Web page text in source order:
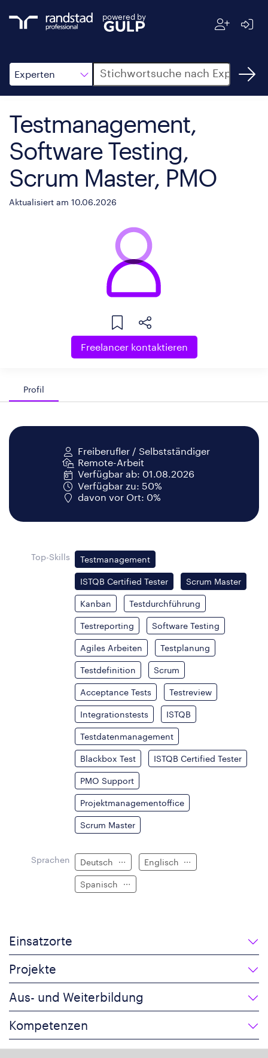
powered by
Experten
Suche
Testmanagement,
Software Testing,
Scrum Master, PMO
Aktualisiert am 10.06.2026
Freelancer kontaktieren
Profil
Freiberufler / Selbstständiger
Remote-Arbeit
Verfügbar ab: 01.08.2026
Verfügbar zu: 50%
davon vor Ort: 0%
Top-Skills Testmanagement
ISTQB Certified Tester Scrum Master
Kanban Testdurchführung
Testreporting Software Testing
Agiles Arbeiten Testplanung
Testdefinition Scrum
Acceptance Tests Testreview
Integrationstests ISTQB
Testdatenmanagement
Blackbox Test ISTQB Certified Tester
PMO Support
Projektmanagementoffice
Scrum Master
Sprachen Deutsch Englisch
Spanisch
Einsatzorte
Projekte
Aus- und Weiterbildung
Kompetenzen